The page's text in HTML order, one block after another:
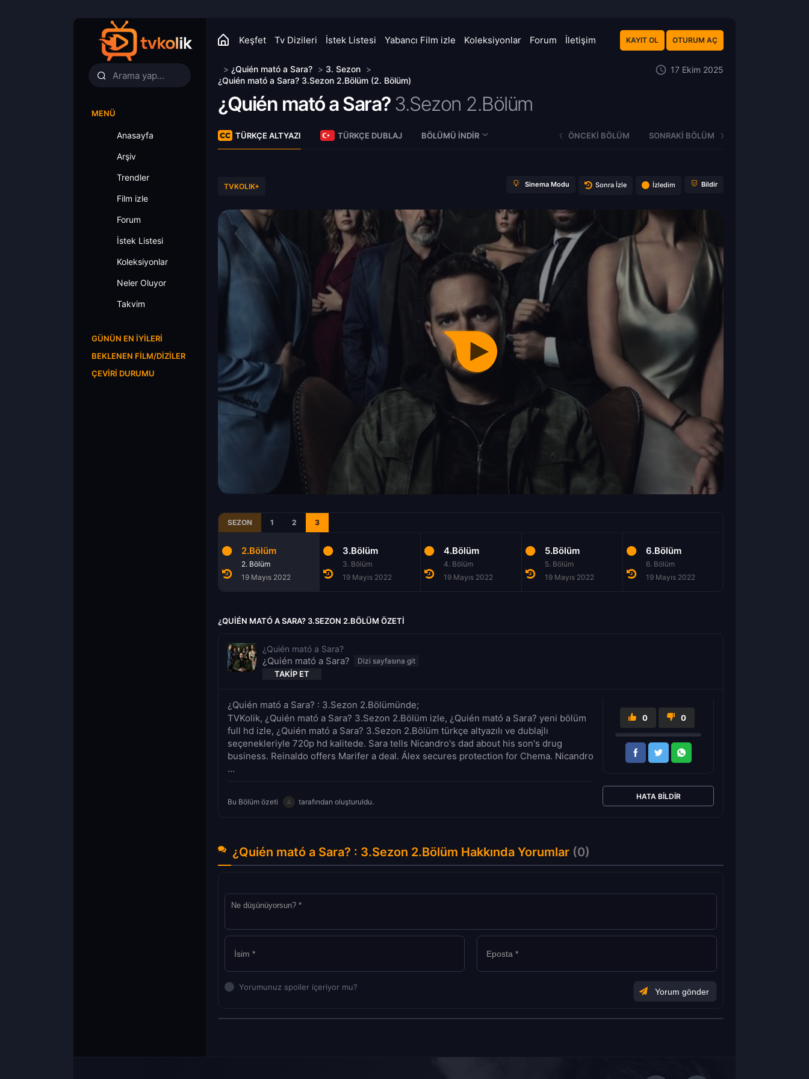
Keşfet Tv Dizileri İstek Listesi Yabancı Film izle Koleksiyonlar Forum İletişim KAYIT OL OTURUM AÇ
MENÜ
Anasayfa
Arşiv
Trendler
Film izle
Forum
İstek Listesi
Koleksiyonlar
Neler Oluyor
Takvim
GÜNÜN EN İYILERI
BEKLENEN FILM/DIZILER
ÇEVIRI DURUMU
> ¿Quién mató a Sara? > 3. Sezon >
¿Quién mató a Sara? 3.Sezon 2.Bölüm (2. Bölüm)
17 Ekim 2025
¿Quién mató a Sara? 3.Sezon 2.Bölüm
TÜRKÇE ALTYAZI TÜRKÇE DUBLAJ BÖLÜMÜ İNDIR ÖNCEKI BÖLÜM SONRAKI BÖLÜM
TVKOLIK+ Sinema Modu Sonra İzle İzledim Bildir
SEZON 1 2 3
2.Bölüm
2. Bölüm
19 Mayıs 2022
3.Bölüm
3. Bölüm
19 Mayıs 2022
4.Bölüm
4. Bölüm
19 Mayıs 2022
5.Bölüm
5. Bölüm
19 Mayıs 2022
6.Bölüm
6. Bölüm
19 Mayıs 2022
¿QUIÉN MATÓ A SARA? 3.SEZON 2.BÖLÜM ÖZETI
¿Quién mató a Sara?
¿Quién mató a Sara?
TAKIP ET
¿Quién mató a Sara? : 3.Sezon 2.Bölümünde;
TVKolik, ¿Quién mató a Sara? 3.Sezon 2.Bölüm izle, ¿Quién mató a Sara? yeni bölüm
full hd izle, ¿Quién mató a Sara? 3.Sezon 2.Bölüm türkçe altyazılı ve dublajlı
seçenekleriyle 720p hd kalitede. Sara tells Nicandro's dad about his son's drug
business. Reinaldo offers Marifer a deal. Álex secures protection for Chema. Nicandro
...
Bu Bölüm özeti tarafından oluşturuldu.
0 0
HATA BILDIR
¿Quién mató a Sara? : 3.Sezon 2.Bölüm Hakkında Yorumlar (0)
Yorumunuz spoiler içeriyor mu?